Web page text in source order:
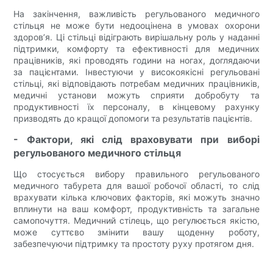
На закінчення, важливість регульованого медичного
стільця не може бути недооцінена в умовах охорони
здоров’я. Ці стільці відіграють вирішальну роль у наданні
підтримки, комфорту та ефективності для медичних
працівників, які проводять години на ногах, доглядаючи
за пацієнтами. Інвестуючи у високоякісні регульовані
стільці, які відповідають потребам медичних працівників,
медичні установи можуть сприяти добробуту та
продуктивності їх персоналу, в кінцевому рахунку
призводять до кращої допомоги та результатів пацієнтів.
- Фактори, які слід враховувати при виборі
регульованого медичного стільця
Що стосується вибору правильного регульованого
медичного табурета для вашої робочої області, то слід
врахувати кілька ключових факторів, які можуть значно
вплинути на ваш комфорт, продуктивність та загальне
самопочуття. Медичний стілець, що регулюється якістю,
може суттєво змінити вашу щоденну роботу,
забезпечуючи підтримку та простоту руху протягом дня.